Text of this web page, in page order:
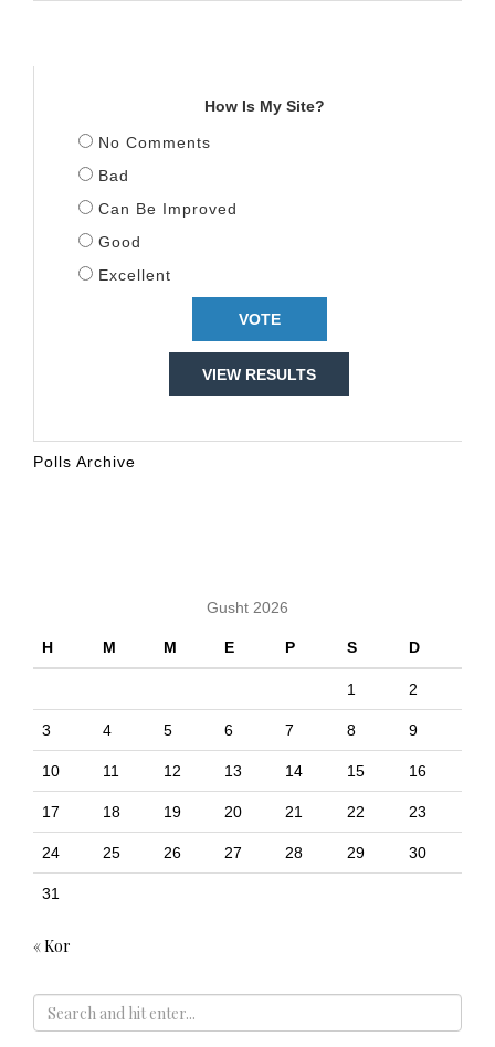
How Is My Site?
No Comments
Bad
Can Be Improved
Good
Excellent
VIEW RESULTS
Polls Archive
Gusht 2026
H M M E P S D
1 2
3 4 5 6 7 8 9
10 11 12 13 14 15 16
17 18 19 20 21 22 23
24 25 26 27 28 29 30
31
« Kor